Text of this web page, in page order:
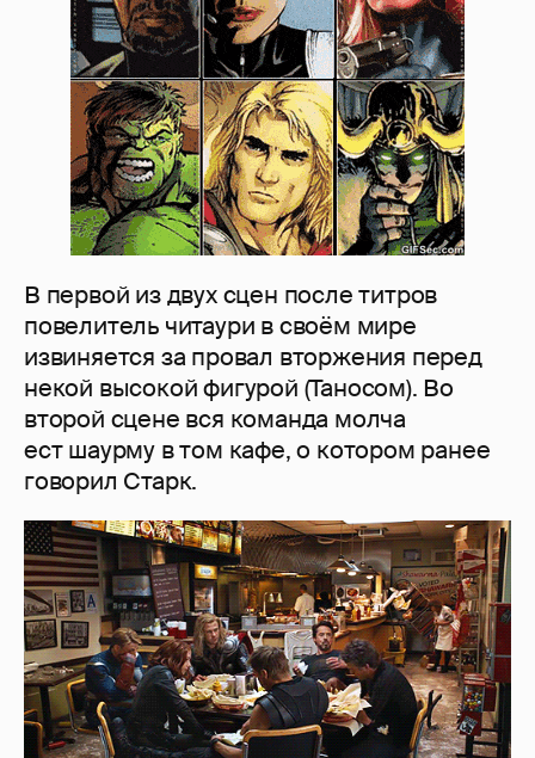
В первой из двух сцен после титров
повелитель читаури в своём мире
извиняется за провал вторжения перед
некой высокой фигурой (Таносом). Во
второй сцене вся команда молча
ест шаурму в том кафе, о котором ранее
говорил Старк.